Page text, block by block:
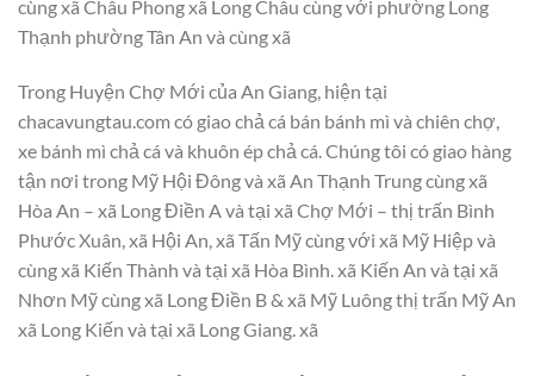
cùng xã Châu Phong xã Long Châu cùng với phường Long
Thạnh phường Tân An và cùng xã
Trong Huyện Chợ Mới của An Giang, hiện tại
chacavungtau.com có giao chả cá bán bánh mì và chiên chợ,
xe bánh mì chả cá và khuôn ép chả cá. Chúng tôi có giao hàng
tận nơi trong Mỹ Hội Đông và xã An Thạnh Trung cùng xã
Hòa An – xã Long Điền A và tại xã Chợ Mới – thị trấn Bình
Phước Xuân, xã Hội An, xã Tấn Mỹ cùng với xã Mỹ Hiệp và
cùng xã Kiến Thành và tại xã Hòa Bình. xã Kiến An và tại xã
Nhơn Mỹ cùng xã Long Điền B & xã Mỹ Luông thị trấn Mỹ An
xã Long Kiến và tại xã Long Giang. xã